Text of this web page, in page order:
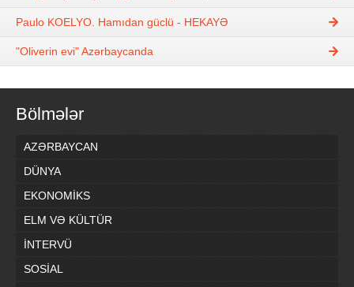
Paulo KOELYO. Hamıdan güclü - HEKAYƏ
"Oliverin evi" Azərbaycanda
Bölmələr
AZƏRBAYCAN
DÜNYA
EKONOMİKS
ELM VƏ KÜLTÜR
İNTERVÜ
SOSİAL